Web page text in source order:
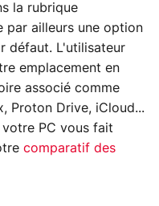
la rubrique
par ailleurs une option
défaut. L'utilisateur
emplacement en
associé comme
Proton Drive, iCloud...
PC vous fait
comparatif des